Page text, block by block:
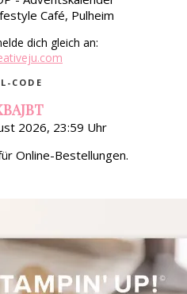
Café, Pulheim
dich gleich an:
CODE
2026, 23:59 Uhr
Online-Bestellungen.